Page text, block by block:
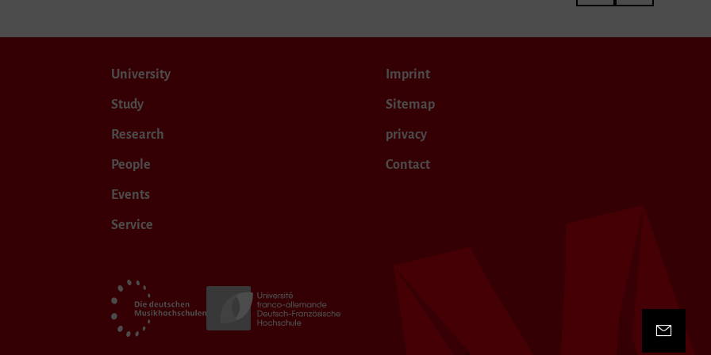
Contact
University
Study
Research
People
Events
Service
Imprint
Sitemap
privacy
Contact